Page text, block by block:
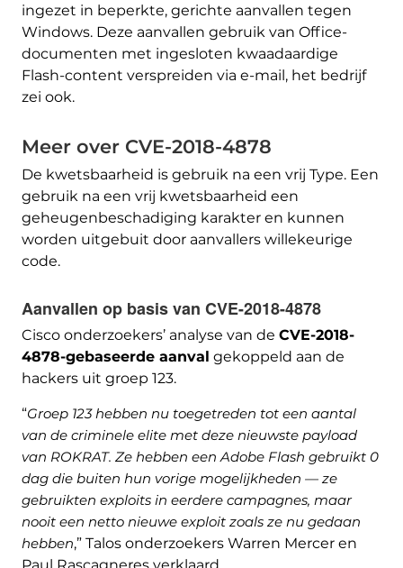
ingezet in beperkte, gerichte aanvallen tegen
Windows. Deze aanvallen gebruik van Office-
documenten met ingesloten kwaadaardige
Flash-content verspreiden via e-mail, het bedrijf
zei ook.
Meer over CVE-2018-4878
De kwetsbaarheid is gebruik na een vrij Type. Een
gebruik na een vrij kwetsbaarheid een
geheugenbeschadiging karakter en kunnen
worden uitgebuit door aanvallers willekeurige
code.
Aanvallen op basis van CVE-2018-4878
Cisco onderzoekers’ analyse van de CVE-2018-
4878-gebaseerde aanval gekoppeld aan de
hackers uit groep 123.
“Groep 123 hebben nu toegetreden tot een aantal
van de criminele elite met deze nieuwste payload
van ROKRAT. Ze hebben een Adobe Flash gebruikt 0
dag die buiten hun vorige mogelijkheden — ze
gebruikten exploits in eerdere campagnes, maar
nooit een netto nieuwe exploit zoals ze nu gedaan
hebben,” Talos onderzoekers Warren Mercer en